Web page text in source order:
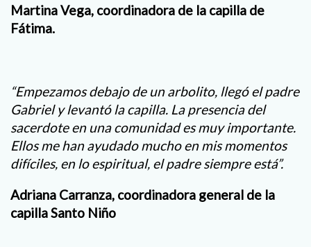
Martina Vega, coordinadora de la capilla de
Fátima.
“Empezamos debajo de un arbolito, llegó el padre
Gabriel y levantó la capilla. La presencia del
sacerdote en una comunidad es muy importante.
Ellos me han ayudado mucho en mis momentos
difíciles, en lo espiritual, el padre siempre está”.
Adriana Carranza, coordinadora general de la
capilla Santo Niño